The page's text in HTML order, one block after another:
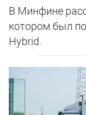
В Минфине
котором был
Hybrid.